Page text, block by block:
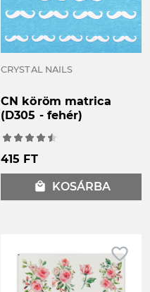
CRYSTAL NAILS
CN köröm matrica
(D305 - fehér)
415 FT
local_mall KOSÁRBA
favorite_border